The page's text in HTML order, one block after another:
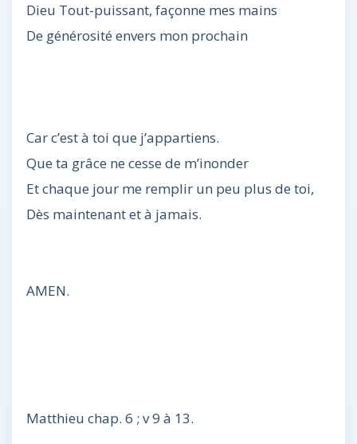
Dieu Tout-puissant, façonne mes mains
De générosité envers mon prochain
Car c’est à toi que j’appartiens.
Que ta grâce ne cesse de m’inonder
Et chaque jour me remplir un peu plus de toi,
Dès maintenant et à jamais.
AMEN.
Matthieu chap. 6 ; v 9 à 13.